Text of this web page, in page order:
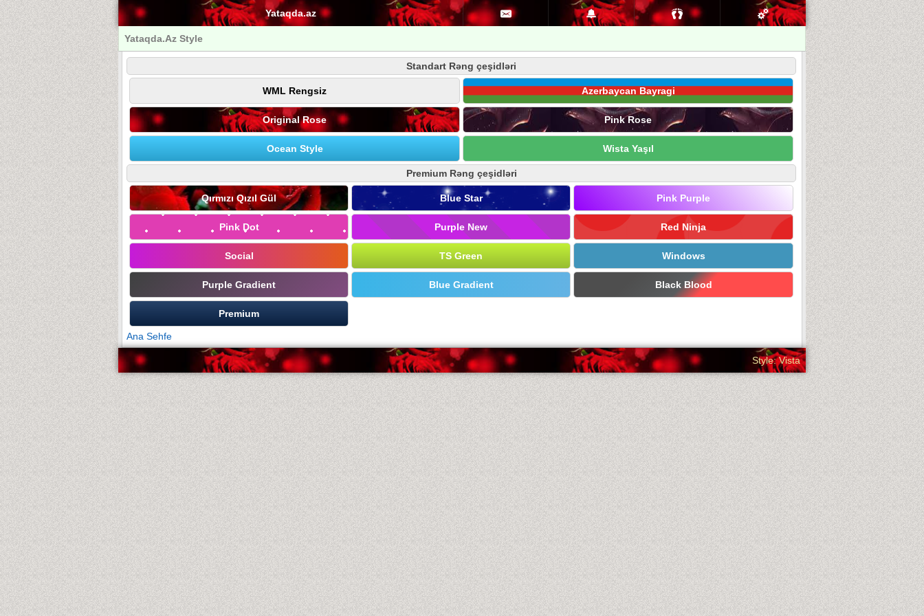
Yataqda.az
Yataqda.Az Style
Standart Rəng çeşidləri
WML Rengsiz Azerbaycan Bayragi
Original Rose Pink Rose
Ocean Style Wista Yaşıl
Premium Rəng çeşidləri
Qırmızı Qızıl Gül Blue Star Pink Purple
Pink Dot Purple New Red Ninja
Social TS Green Windows
Purple Gradient Blue Gradient Black Blood
Premium
Ana Sehfe
Style: Vista